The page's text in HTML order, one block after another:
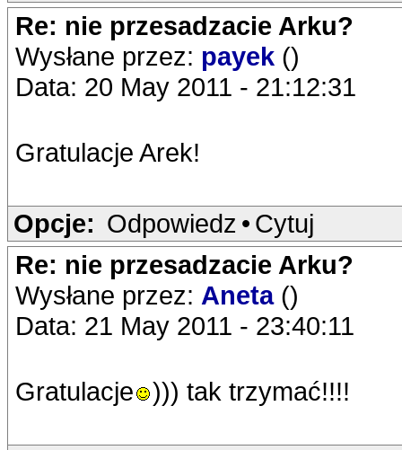
Re: nie przesadzacie Arku?
Wysłane przez: payek ()
Data: 20 May 2011 - 21:12:31
Gratulacje Arek!
Opcje: Odpowiedz • Cytuj
Re: nie przesadzacie Arku?
Wysłane przez: Aneta ()
Data: 21 May 2011 - 23:40:11
Gratulacje ))) tak trzymać!!!!